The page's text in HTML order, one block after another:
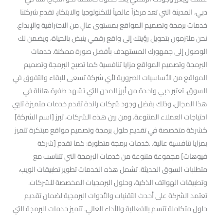
دبي، المدينة التي تعد مركزاً عالمياً للتكنولوجيا والابتكار، تقدم شركتنا
خدمات برمجة وتصميم المواقع بمستوى عالٍ من الاحترافية والإبداع.
نحن ملتزمون بتحويل رؤيتك إلى واقع رقمي ينبض بالحياة، ويضمن لك
الوصول إلى جمهورك المستهدف بأفضل صورة ممكنة. خدمات
البرمجة وتصميم المواقع مزايا تنافسية كما تصبح البرمجة وتصميم
المواقع من الأساسيات الضرورية لأي شركة تسعى للبقاء والتفوق في
السوق. تعتبر دبي واحدة من أبرز المدن التي تشهد طفرة هائلة في
هذا المجال، وذلك بفضل وجود شركات رائدة تقدم خدمات متميزة تلبي
احتياجات العملاء المتنوعة. ومن بين هذه الشركات، تبرز [اسم الشركة]
كشركة متخصصة في تقديم حلول برمجة وتصميم مواقع مبتكرة تتميز
بمزايا تنافسية عالية. .خدمات برمجة متطورة: كما تقدم [شركة
فيوهات] مجموعة متنوعة من خدمات البرمجة التي تتناسب مع
متطلبات السوق الحديثة. تشمل هذه الخدمات تطوير تطبيقات الويب،
وتطبيقات الهواتف الذكية، وحلول البرمجيات المخصصة للشركات.
تعتمد الشركة على أحدث التقنيات والأدوات البرمجية لضمان تقديم
حلول متكاملة تتسم بالفعالية والأداء العالي. تتميز خدمات البرمجة التي